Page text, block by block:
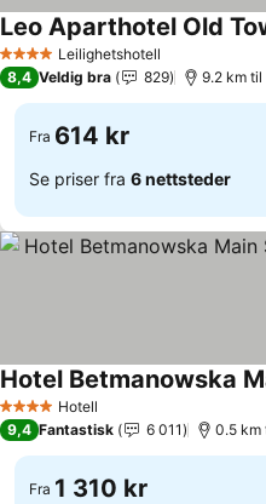
4 StjernerLeilighetshotell
Leo Aparthotel Old
8,4 Veldig bra 829 9.2 km
Fra 614 kr
Se priser fra 6 nettsteder
4 StjernerHotell
9,4 Fantastisk 6 011 0.5 km
Fra 1 310 kr